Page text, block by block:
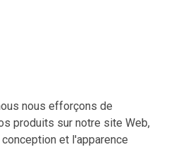
nous efforçons de
produits sur notre site Web,
et l'apparence